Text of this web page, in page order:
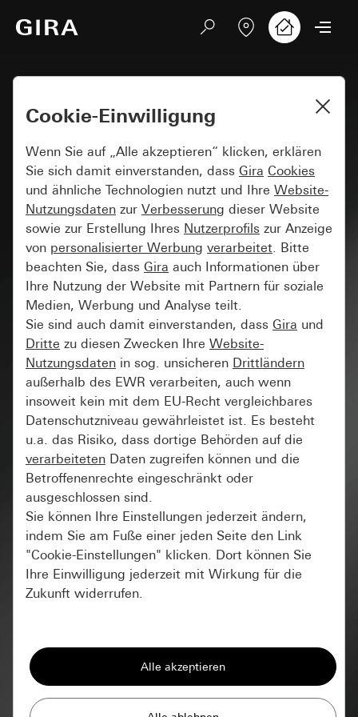
Gira bekennt sich zum 1,5-
Grad-Ziel der Vereinten
Nationen und leistet seinen
Cookie-Einwilligung
Wenn Sie auf „Alle akzeptieren“ klicken, erklären
Sie sich damit einverstanden, dass Gira Cookies
und ähnliche Technologien nutzt und Ihre Website-
Nutzungsdaten zur Verbesserung dieser Website
sowie zur Erstellung Ihres Nutzerprofils zur Anzeige
von personalisierter Werbung verarbeitet. Bitte
beachten Sie, dass Gira auch Informationen über
Ihre Nutzung der Website mit Partnern für soziale
Medien, Werbung und Analyse teilt.
Sie sind auch damit einverstanden, dass Gira und
Dritte zu diesen Zwecken Ihre Website-
Nutzungsdaten in sog. unsicheren Drittländern
außerhalb des EWR verarbeiten, auch wenn
insoweit kein mit dem EU-Recht vergleichbares
Datenschutzniveau gewährleistet ist. Es besteht
u.a. das Risiko, dass dortige Behörden auf die
verarbeiteten Daten zugreifen können und die
Betroffenenrechte eingeschränkt oder
ausgeschlossen sind.
Sie können Ihre Einstellungen jederzeit ändern,
indem Sie am Fuße einer jeden Seite den Link
"Cookie-Einstellungen" klicken. Dort können Sie
Ihre Einwilligung jederzeit mit Wirkung für die
Zukunft widerrufen.
Alle Cookies, die wir benötigen um Ihnen die